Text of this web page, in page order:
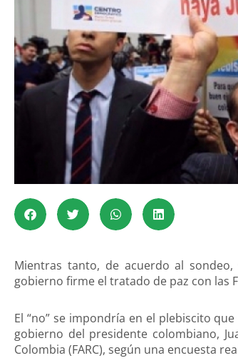
Mientras tanto, de acuerdo al
gobierno firme el tratado de paz con las
El “no” se impondría en el plebiscito
gobierno del presidente colombiano,
Colombia (FARC), según una encuesta